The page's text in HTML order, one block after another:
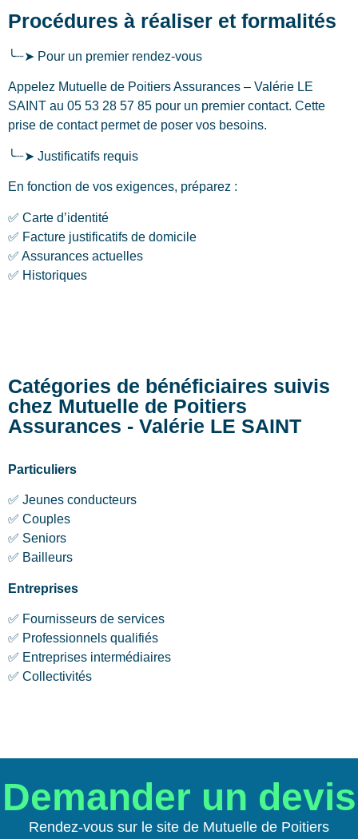
Procédures à réaliser et formalités
╰┈➤ Pour un premier rendez-vous
Appelez Mutuelle de Poitiers Assurances – Valérie LE
SAINT au 05 53 28 57 85 pour un premier contact. Cette
prise de contact permet de poser vos besoins.
╰┈➤ Justificatifs requis
En fonction de vos exigences, préparez :
✅ Carte d’identité
✅ Facture justificatifs de domicile
✅ Assurances actuelles
✅ Historiques
Catégories de bénéficiaires suivis
chez Mutuelle de Poitiers
Assurances - Valérie LE SAINT
Particuliers
✅ Jeunes conducteurs
✅ Couples
✅ Seniors
✅ Bailleurs
Entreprises
✅ Fournisseurs de services
✅ Professionnels qualifiés
✅ Entreprises intermédiaires
✅ Collectivités
Demander un devis
Rendez-vous sur le site de Mutuelle de Poitiers